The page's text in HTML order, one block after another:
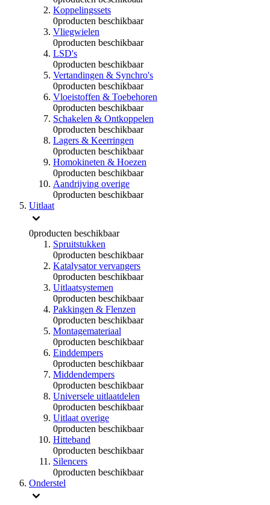
Koppelingssets
0producten beschikbaar
Vliegwielen
0producten beschikbaar
LSD's
0producten beschikbaar
Vertandingen & Synchro's
0producten beschikbaar
Vloeistoffen & Toebehoren
0producten beschikbaar
Schakelen & Ontkoppelen
0producten beschikbaar
Lagers & Keerringen
0producten beschikbaar
Homokineten & Hoezen
0producten beschikbaar
Aandrijving overige
0producten beschikbaar
Uitlaat
0producten beschikbaar
Spruitstukken
0producten beschikbaar
Katalysator vervangers
0producten beschikbaar
Uitlaatsystemen
0producten beschikbaar
Pakkingen & Flenzen
0producten beschikbaar
Montagemateriaal
0producten beschikbaar
Einddempers
0producten beschikbaar
Middendempers
0producten beschikbaar
Universele uitlaatdelen
0producten beschikbaar
Uitlaat overige
0producten beschikbaar
Hitteband
0producten beschikbaar
Silencers
0producten beschikbaar
Onderstel